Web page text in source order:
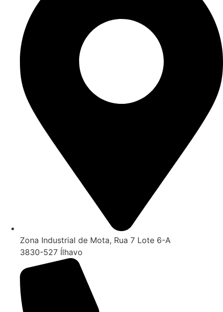
Zona Industrial de Mota, Rua 7 Lote 6-A
3830-527 Ílhavo